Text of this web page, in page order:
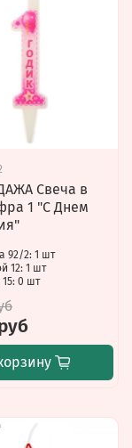
Свеча в
1 "С Днем
92/2: 1 шт
12: 1 шт
0 шт